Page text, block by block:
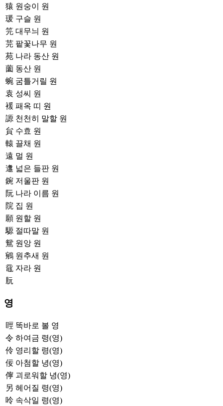
猿 원숭이 원
瑗 구슬 원
笎 대무늬 원
芫 팥꽃나무 원
苑 나라 동산 원
薗 동산 원
蜿 굼틀거릴 원
袁 성씨 원
褑 패옥 띠 원
謜 천천히 말할 원
貟 수효 원
轅 끌채 원
遠 멀 원
邍 넓은 들판 원
鋺 저울판 원
阮 나라 이름 원
院 집 원
願 원할 원
騵 절따말 원
鴛 원앙 원
鵷 원추새 원
黿 자라 원
䏓
영
䀴 똑바로 볼 영
令 하여금 령(영)
伶 영리할 령(영)
佞 아첨할 녕(영)
儜 괴로워할 녕(영)
另 헤어질 령(영)
呤 속삭일 령(영)